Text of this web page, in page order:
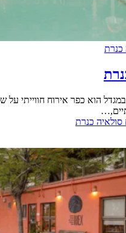
כפר אירוח חווייתי על שפת